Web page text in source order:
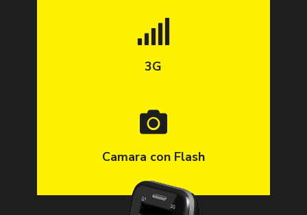
3G
Camara con Flash